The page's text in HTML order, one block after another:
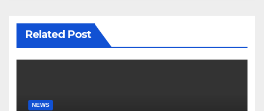
Related Post
NEWS